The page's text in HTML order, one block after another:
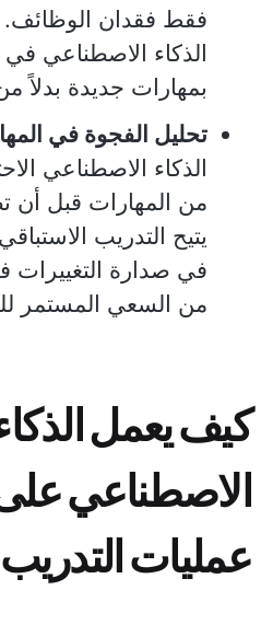
فقط فقدان الوظائف.
الذكاء الاصطناعي
بمهارات جديدة بدلاً
تحليل الفجوة في
الذكاء الاصطناعي
من المهارات قبل أن
يتيح التدريب
في صدارة التغييرات
من السعي المستمر
كيف يعمل
الاصطناعي
عمليات التدريب